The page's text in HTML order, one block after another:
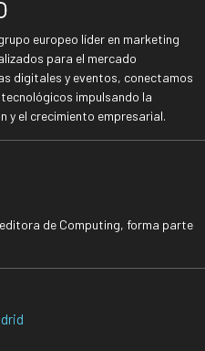
europeo líder en marketing
para el mercado
digitales y eventos, conectamos
impulsando la
y el crecimiento empresarial.
de Computing, forma parte